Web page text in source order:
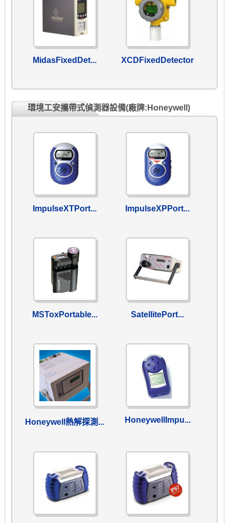
MidasFixedDet... XCDFixedDetector
環境工安攜帶式偵測器設備(廠牌:Honeywell)
ImpulseXTPort... ImpulseXPPort...
MSToxPortable... SatellitePort...
Honeywell熱解探測... HoneywellImpu...